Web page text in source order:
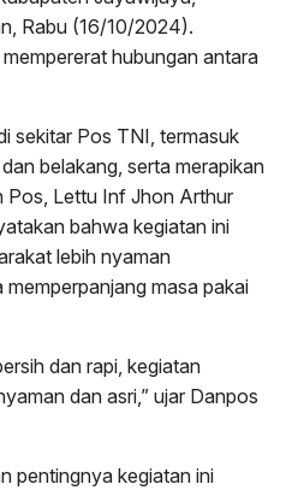
Rabu (16/10/2024).
hubungan antara
sekitar Pos TNI, termasuk
belakang, serta merapikan
Pos, Lettu Inf Jhon Arthur
bahwa kegiatan ini
lebih nyaman
masa pakai
dan rapi, kegiatan
dan asri,” ujar Danpos
pentingnya kegiatan ini